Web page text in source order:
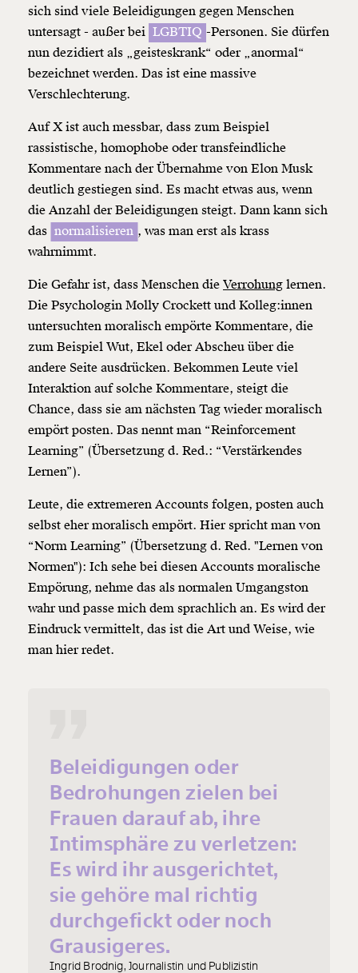
sich sind viele Beleidigungen gegen Menschen
untersagt - außer bei LGBTIQ -Personen. Sie dürfen
nun dezidiert als „geisteskrank“ oder „anormal“
bezeichnet werden. Das ist eine massive
Verschlechterung.
Auf X ist auch messbar, dass zum Beispiel
rassistische, homophobe oder transfeindliche
Kommentare nach der Übernahme von Elon Musk
deutlich gestiegen sind. Es macht etwas aus, wenn
die Anzahl der Beleidigungen steigt. Dann kann sich
das normalisieren , was man erst als krass
wahrnimmt.
Die Gefahr ist, dass Menschen die Verrohung lernen.
Die Psychologin Molly Crockett und Kolleg:innen
untersuchten moralisch empörte Kommentare, die
zum Beispiel Wut, Ekel oder Abscheu über die
andere Seite ausdrücken. Bekommen Leute viel
Interaktion auf solche Kommentare, steigt die
Chance, dass sie am nächsten Tag wieder moralisch
empört posten. Das nennt man “Reinforcement
Learning” (Übersetzung d. Red.: “Verstärkendes
Lernen”).
Leute, die extremeren Accounts folgen, posten auch
selbst eher moralisch empört. Hier spricht man von
“Norm Learning” (Übersetzung d. Red. "Lernen von
Normen"): Ich sehe bei diesen Accounts moralische
Empörung, nehme das als normalen Umgangston
wahr und passe mich dem sprachlich an. Es wird der
Eindruck vermittelt, das ist die Art und Weise, wie
man hier redet.
Beleidigungen oder
Bedrohungen zielen bei
Frauen darauf ab, ihre
Intimsphäre zu verletzen:
Es wird ihr ausgerichtet,
sie gehöre mal richtig
durchgefickt oder noch
Grausigeres.
Ingrid Brodnig, Journalistin und Publizistin